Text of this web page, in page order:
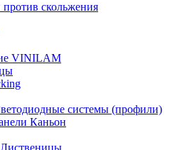
скольжения
VINILAM
системы (профили)
Каньон
Лиственицы